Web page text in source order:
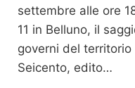
settembre alle ore
11 in Belluno, il
governi del
Seicento, edito…